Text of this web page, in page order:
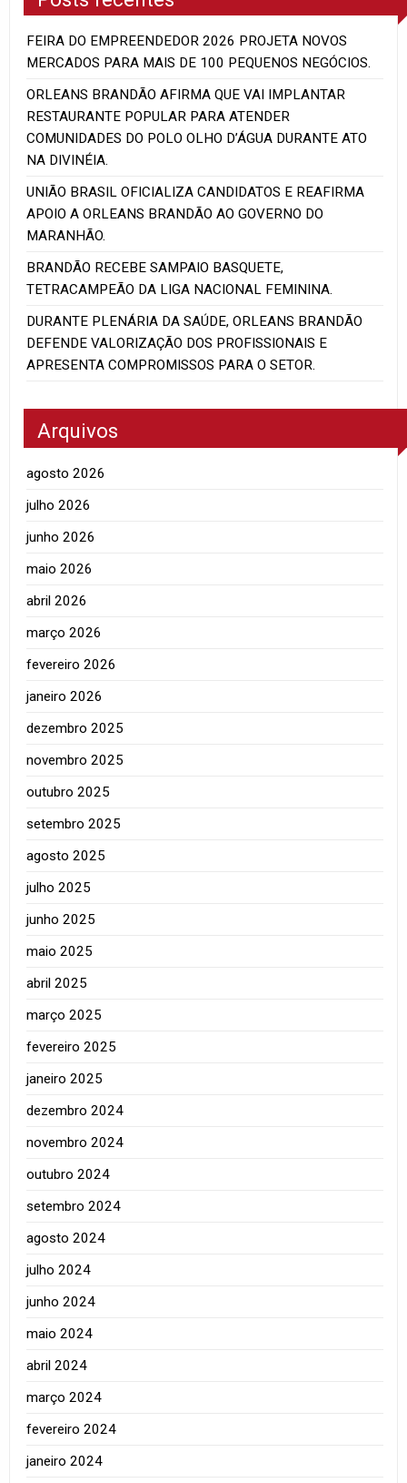
FEIRA DO EMPREENDEDOR 2026 PROJETA NOVOS
MERCADOS PARA MAIS DE 100 PEQUENOS NEGÓCIOS.
ORLEANS BRANDÃO AFIRMA QUE VAI IMPLANTAR
RESTAURANTE POPULAR PARA ATENDER
COMUNIDADES DO POLO OLHO D’ÁGUA DURANTE ATO
NA DIVINÉIA.
UNIÃO BRASIL OFICIALIZA CANDIDATOS E REAFIRMA
APOIO A ORLEANS BRANDÃO AO GOVERNO DO
MARANHÃO.
BRANDÃO RECEBE SAMPAIO BASQUETE,
TETRACAMPEÃO DA LIGA NACIONAL FEMININA.
DURANTE PLENÁRIA DA SAÚDE, ORLEANS BRANDÃO
DEFENDE VALORIZAÇÃO DOS PROFISSIONAIS E
APRESENTA COMPROMISSOS PARA O SETOR.
Arquivos
agosto 2026
julho 2026
junho 2026
maio 2026
abril 2026
março 2026
fevereiro 2026
janeiro 2026
dezembro 2025
novembro 2025
outubro 2025
setembro 2025
agosto 2025
julho 2025
junho 2025
maio 2025
abril 2025
março 2025
fevereiro 2025
janeiro 2025
dezembro 2024
novembro 2024
outubro 2024
setembro 2024
agosto 2024
julho 2024
junho 2024
maio 2024
abril 2024
março 2024
fevereiro 2024
janeiro 2024